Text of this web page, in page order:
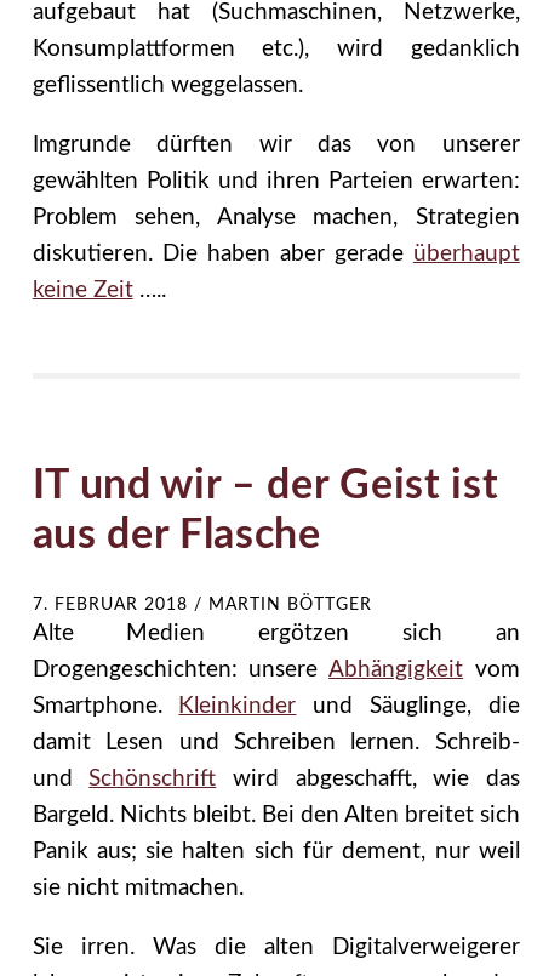
aufgebaut hat (Suchmaschinen, Netzwerke,
Konsumplattformen etc.), wird gedanklich
geflissentlich weggelassen.
Imgrunde dürften wir das von unserer
gewählten Politik und ihren Parteien erwarten:
Problem sehen, Analyse machen, Strategien
diskutieren. Die haben aber gerade überhaupt
keine Zeit…..
IT und wir – der Geist ist
aus der Flasche
7. FEBRUAR 2018 / MARTIN BÖTTGER
Alte Medien ergötzen sich an
Drogengeschichten: unsereAbhängigkeit vom
Smartphone.
Kleinkinder und Säuglinge, die
damit Lesen und Schreiben lernen. Schreib-
undSchönschrift wird abgeschafft, wie das
Bargeld. Nichts bleibt. Bei den Alten breitet sich
Panik aus; sie halten sich für dement, nur weil
sie nicht mitmachen.
Sie irren. Was die alten Digitalverweigerer